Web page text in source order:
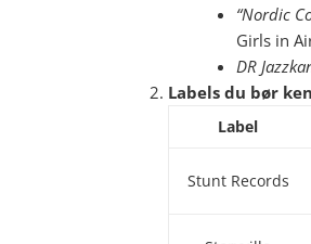
“Nordic
Girls in
DR
Labels du bør
Label
Stunt Records